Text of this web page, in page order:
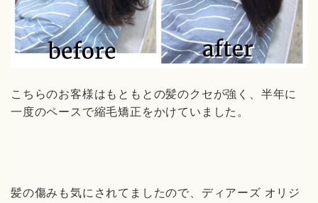
こちらのお客様はもともとの髪のクセが強く、半年に
一度のペースで縮毛矯正をかけていました。
髪の傷みも気にされてましたので、ディアーズ オリジ